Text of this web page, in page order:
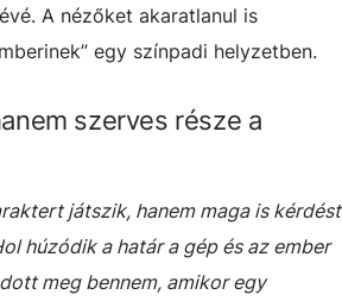
A nézőket akaratlanul is
egy színpadi helyzetben.
szerves része a
játszik, hanem maga is kérdést
húzódik a határ a gép és az ember
meg bennem, amikor egy